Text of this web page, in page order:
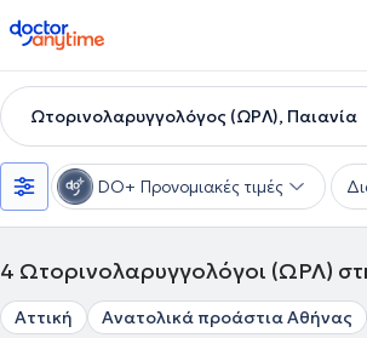
doctoranytime
Ωτορινολαρυγγολόγος (ΩΡΛ), Παιανία
DO+ Προνομιακές τιμές
4 Ωτορινολαρυγγολόγοι (ΩΡΛ)
Αττική Ανατολικά προάστια Αθήνας